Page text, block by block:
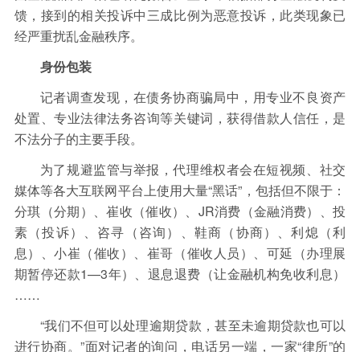
馈，接到的相关投诉中三成比例为恶意投诉，此类现象已
经严重扰乱金融秩序。
身份包装
记者调查发现，在债务协商骗局中，用专业不良资产
处置、专业法律法务咨询等关键词，获得借款人信任，是
不法分子的主要手段。
为了规避监管与举报，代理维权者会在短视频、社交
媒体等各大互联网平台上使用大量“黑话”，包括但不限于：
分琪（分期）、崔收（催收）、JR消费（金融消费）、投
素（投诉）、咨寻（咨询）、鞋商（协商）、利熄（利
息）、小崔（催收）、崔哥（催收人员）、可延（办理展
期暂停还款1—3年）、退息退费（让金融机构免收利息）
……
“我们不但可以处理逾期贷款，甚至未逾期贷款也可以
进行协商。”面对记者的询问，电话另一端，一家“律所”的